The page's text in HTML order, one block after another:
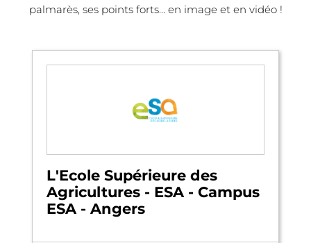
palmarès, ses points forts... en image et en vidéo !
L'Ecole Supérieure des
Agricultures - ESA - Campus
ESA - Angers